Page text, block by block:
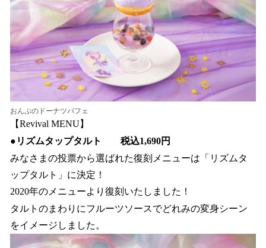
おんぷのドーナツパフェ
【Revival MENU】
● リズムタップタルト 税込1,690円
みなさまの投票から選ばれた復刻メニューは「リズムタ
ップタルト」に決定！
2020年のメニューより復刻いたしました！
タルトのまわりにフルーツソースでどれみの変身シーン
をイメージしました。